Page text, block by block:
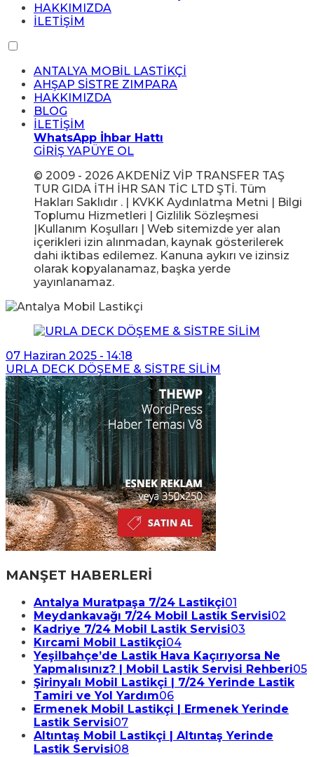
HAKKIMIZDA
İLETİŞİM
ANTALYA MOBİL LASTİKÇİ
AHŞAP SİSTRE ZIMPARA
HAKKIMIZDA
BLOG
İLETİŞİM
WhatsApp İhbar Hattı
GİRİŞ YAPÜYE OL
© 2009 - 2026 AKDENİZ VİP TRANSFER TAŞ
TUR GIDA İTH İHR SAN TİC LTD ŞTİ. Tüm
Hakları Saklıdır . | KVKK Aydınlatma Metni | Bilgi
Toplumu Hizmetleri | Gizlilik Sözleşmesi
|Kullanım Koşulları | Web sitemizde yer alan
içerikleri izin alınmadan, kaynak gösterilerek
dahi iktibas edilemez. Kanuna aykırı ve izinsiz
olarak kopyalanamaz, başka yerde
yayınlanamaz.
07 Haziran 2025 - 14:18
URLA DECK DÖŞEME & SİSTRE SİLİM
MANŞET HABERLERİ
Antalya Muratpaşa 7/24 Lastikçi01
Meydankavağı 7/24 Mobil Lastik Servisi02
Kadriye 7/24 Mobil Lastik Servisi03
Kırcami Mobil Lastikçi04
Yeşilbahçe’de Lastik Hava Kaçırıyorsa Ne
Yapmalısınız? | Mobil Lastik Servisi Rehberi05
Şirinyalı Mobil Lastikçi | 7/24 Yerinde Lastik
Tamiri ve Yol Yardım06
Ermenek Mobil Lastikçi | Ermenek Yerinde
Lastik Servisi07
Altıntaş Mobil Lastikçi | Altıntaş Yerinde
Lastik Servisi08